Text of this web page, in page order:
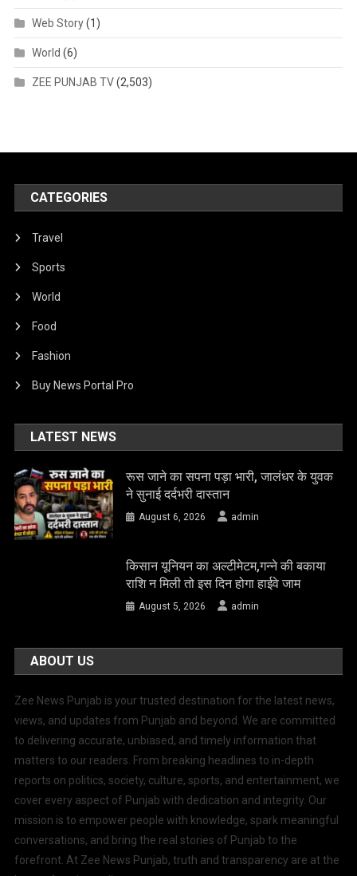
Web Story(1)
World (6)
ZEE PUNJAB TV(2,503)
CATEGORIES
Travel
Sports
World
Food
Fashion
Buy News Portal Pro
LATEST NEWS
रूस जाने का सपना पड़ा भारी, जालंधर के युवक
ने सुनाई दर्दभरी दास्तान
August 6, 2026 admin
किसान यूनियन का अल्टीमेटम,गन्ने की बकाया
राशि न मिली तो इस दिन होगा हाईवे जाम
August 5, 2026 admin
ABOUT US
Zee News Punjab is your trusted destination for the latest news,
views, and updates from Punjab and beyond. We are committed
to delivering accurate, unbiased, and timely information that
matters to our readers. From breaking headlines to in-depth
reports on politics, society, culture, sports, and entertainment, we
cover every aspect of Punjab with dedication and integrity. Our
mission is to empower people with knowledge, spark meaningful
conversations, and bring the real stories of Punjab to the
forefront. At Zee News Punjab, truth and transparency are at the